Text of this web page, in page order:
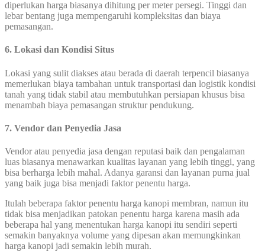
diperlukan harga biasanya dihitung per meter persegi. Tinggi dan
lebar bentang juga mempengaruhi kompleksitas dan biaya
pemasangan.
6. Lokasi dan Kondisi Situs
Lokasi yang sulit diakses atau berada di daerah terpencil biasanya
memerlukan biaya tambahan untuk transportasi dan logistik kondisi
tanah yang tidak stabil atau membutuhkan persiapan khusus bisa
menambah biaya pemasangan struktur pendukung.
7. Vendor dan Penyedia Jasa
Vendor atau penyedia jasa dengan reputasi baik dan pengalaman
luas biasanya menawarkan kualitas layanan yang lebih tinggi, yang
bisa berharga lebih mahal. Adanya garansi dan layanan purna jual
yang baik juga bisa menjadi faktor penentu harga.
Itulah beberapa faktor penentu harga kanopi membran, namun itu
tidak bisa menjadikan patokan penentu harga karena masih ada
beberapa hal yang menentukan harga kanopi itu sendiri seperti
semakin banyaknya volume yang dipesan akan memungkinkan
harga kanopi jadi semakin lebih murah.